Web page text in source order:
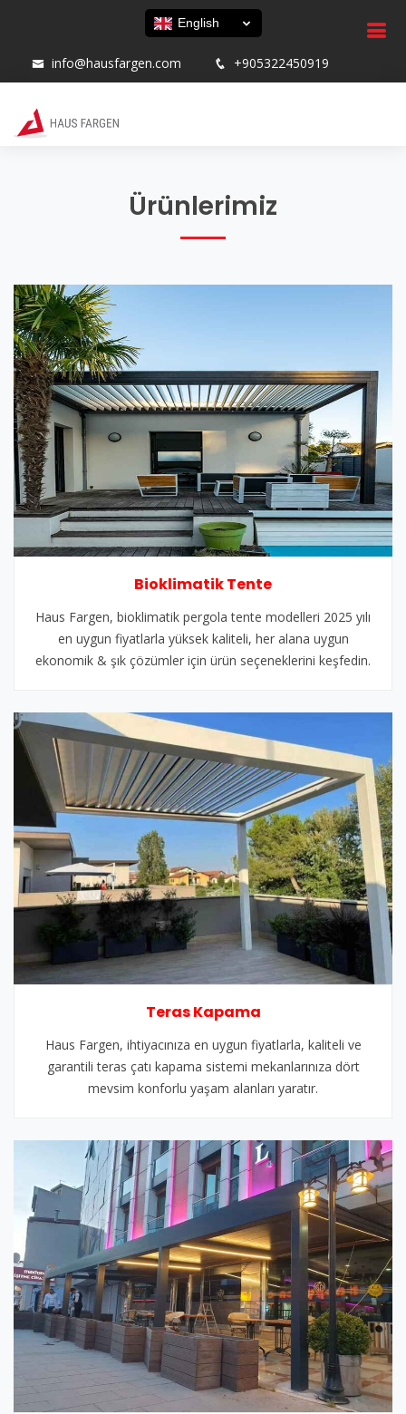
English
info@hausfargen.com +905322450919
Ürünlerimiz
Bioklimatik Tente
Haus Fargen, bioklimatik pergola tente modelleri 2025 yılı
en uygun fiyatlarla yüksek kaliteli, her alana uygun
ekonomik & şık çözümler için ürün seçeneklerini keşfedin.
Teras Kapama
Haus Fargen, ihtiyacınıza en uygun fiyatlarla, kaliteli ve
garantili teras çatı kapama sistemi mekanlarınıza dört
mevsim konforlu yaşam alanları yaratır.